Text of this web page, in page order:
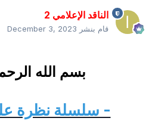
الناقد الإعلامي 2
قام بنشر December 3, 2023
بسم الله
- سلسلة نظرة